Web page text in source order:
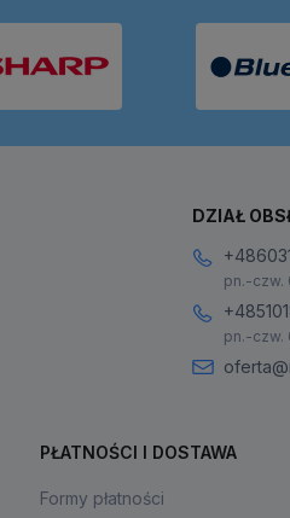
DZIAŁ
pn.-czw.
pn.-czw.
PŁATNOŚCI I DOSTAWA
Formy płatności